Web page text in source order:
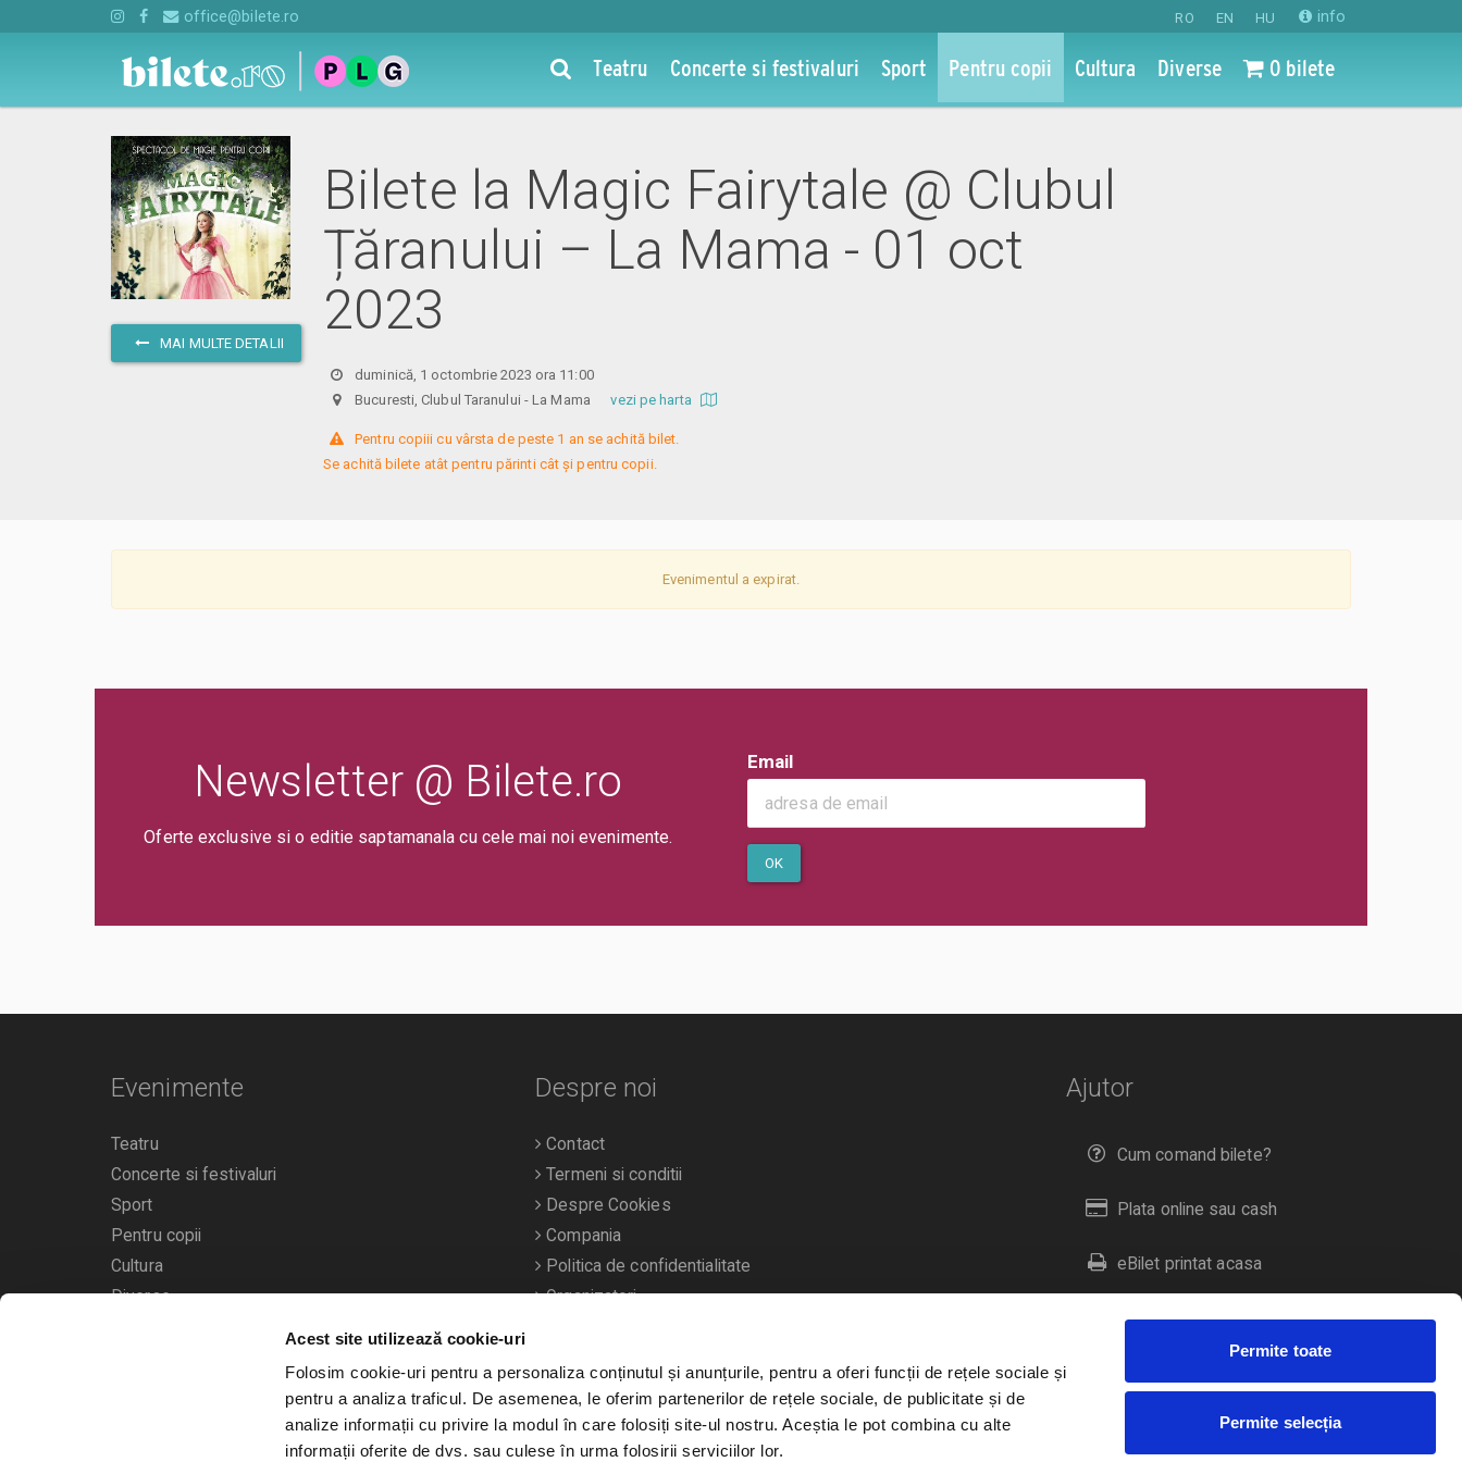
Acest site utilizează cookie-uri
Folosim cookie-uri pentru a personaliza conținutul și anunțurile, pentru a oferi funcții de rețele sociale și
pentru a analiza traficul. De asemenea, le oferim partenerilor de rețele sociale, de publicitate și de
analize informații cu privire la modul în care folosiți site-ul nostru. Aceștia le pot combina cu alte
informații oferite de dvs. sau culese în urma folosirii serviciilor lor.
Permite toate
Permite selecția
RO EN HU info
office@bilete.ro
Teatru Concerte si festivaluri Sport Pentru copii Cultura Diverse 0 bilete
MAI MULTE DETALII
Bilete la Magic Fairytale @ Clubul
Țăranului – La Mama - 01 oct
2023
duminică, 1 octombrie 2023 ora 11:00
Bucuresti, Clubul Taranului - La Mamavezi pe harta
Pentru copiii cu vârsta de peste 1 an se achită bilet.
Se achită bilete atât pentru părinti cât și pentru copii.
Evenimentul a expirat.
Newsletter @ Bilete.ro
Oferte exclusive si o editie saptamanala cu cele mai noi evenimente.
Email
OK
Ajutor
Cum comand bilete?
Plata online sau cash
eBilet printat acasa
Livrare prin curier
Duplicare bilete
Evenimente
Teatru
Concerte si festivaluri
Sport
Pentru copii
Cultura
Diverse
Calendarul evenimentelor
Despre noi
Contact
Termeni si conditii
Despre Cookies
Compania
Politica de confidentialitate
Organizatori